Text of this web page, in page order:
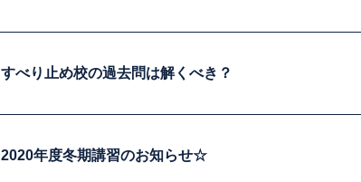
すべり止め校の過去問は解くべき？
2020年度冬期講習のお知らせ☆